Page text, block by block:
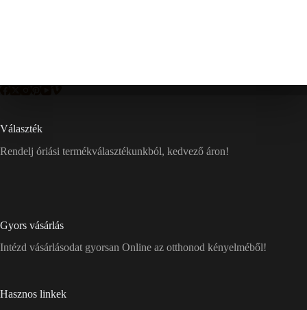
Választék
Rendelj óriási termékválasztékunkból, kedvező áron!
Gyors vásárlás
Intézd vásárlásodat gyorsan Online az otthonod kényelméből!
Hasznos linkek